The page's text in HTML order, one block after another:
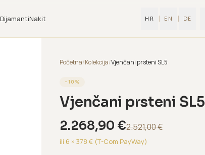
DijamantiNakit HR | EN | DE
Početna/Kolekcija/Vjenčani prsteni SL5
− 10 %
Vjenčani prsteni SL5
2.268,90 €2.521,00€
ili 6 × 378 € (T-Com PayWay)